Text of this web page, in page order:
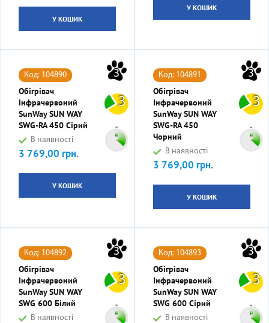
У КОШИК
У КОШИК
3
3
Код: 104890
Обігрівач
Інфрачервоний
SunWay SUN WAY
SWG-RA 450 Сірий
В наявності
Ціна
3 769,00 грн.
У КОШИК
3
3
Код: 104891
Обігрівач
Інфрачервоний
SunWay SUN WAY
SWG-RA 450
Чорний
В наявності
Ціна
3 769,00 грн.
У КОШИК
3
3
Код: 104892
Обігрівач
Інфрачервоний
SunWay SUN WAY
SWG 600 Білий
В наявності
3
3
Код: 104893
Обігрівач
Інфрачервоний
SunWay SUN WAY
SWG 600 Сірий
В наявності